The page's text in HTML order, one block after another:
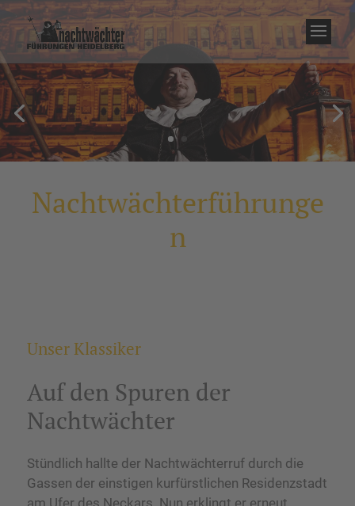
Nachtwächterführunge
n
Unser Klassiker
Auf den Spuren der
Nachtwächter
Stündlich hallte der Nachtwächterruf durch die
Gassen der einstigen kurfürstlichen Residenzstadt